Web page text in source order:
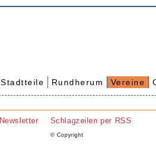
Stadtteile Rundherum Vereine
Newsletter Schlagzeilen per RSS
© Copyright